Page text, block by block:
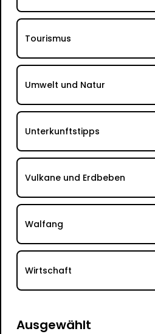
Tourismus
Umwelt und Natur
Unterkunftstipps
Vulkane und Erdbeben
Walfang
Wirtschaft
Ausgewählt